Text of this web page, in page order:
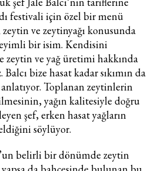
ve Yayıncılık
internet sitesi
ürün ve
reklam, tanıtım,
kutlama/ temenni
e-bülten/ ticari
festivali için özel bir menü
ve zeytinyağı konusunda
bir isim. Kendisini
zeytin ve yağ üretimi hakkında
bize hasat kadar sıkımın da
Toplanan zeytinlerin
yağın kalitesiyle doğru
şef, erken hasat yağların
söylüyor.
belirli bir dönümde zeytin